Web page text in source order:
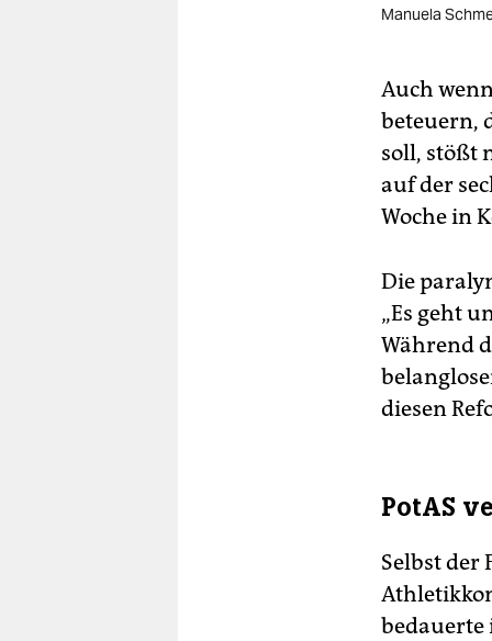
Manuela
Auch
beteuern,
soll, stößt
auf der
Woche in
Die
„Es geht
Während
diesen
PotAS
Selbst
bedauerte